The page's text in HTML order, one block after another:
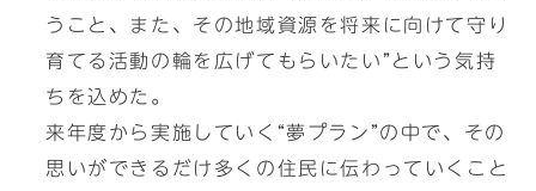
うこと、また、その地域資源を将来に向けて守り
育てる活動の輪を広げてもらいたい”という気持
ちを込めた。
来年度から実施していく“夢プラン”の中で、その
思いができるだけ多くの住民に伝わっていくこと